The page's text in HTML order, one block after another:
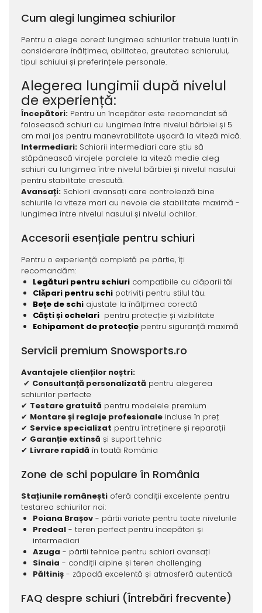
Cum alegi lungimea schiurilor
Pentru a alege corect lungimea schiurilor trebuie luați în
considerare înălțimea, abilitatea, greutatea schiorului,
tipul schiului și preferințele personale.
Alegerea lungimii după nivelul
de experiență:
Începători:Pentru un începător este recomandat să
folosească schiuri cu lungimea între nivelul bărbiei și 5
cm mai jos pentru manevrabilitate ușoară la viteză mică.
Intermediari:Schiorii intermediari care știu să
stăpânească virajele paralele la viteză medie aleg
schiuri cu lungimea între nivelul bărbiei și nivelul nasului
pentru stabilitate crescută.
Avansați:Schiorii avansați care controlează bine
schiurile la viteze mari au nevoie de stabilitate maximă -
lungimea între nivelul nasului și nivelul ochilor.
Accesorii esențiale pentru schiuri
Pentru o experiență completă pe pârtie, îți
recomandăm:
Legături pentru schiuricompatibile cu clãparii tăi
Clǎpari pentru schipotriviți pentru stilul tãu.
Bețe de schiajustate la înălțimea corectă
Căști și ochelari pentru protecție și vizibilitate
Echipament de protecțiepentru siguranță maximă
Servicii premium Snowsports.ro
Avantajele clienților noștri:
✔ Consultanță personalizată pentru alegerea
schiurilor perfecte
✔ Testare gratuită pentru modelele premium
✔ Montare și reglaje profesionaleincluse în preț
✔ Service specializat pentru întreținere și reparații
✔ Garanție extinsă și suport tehnic
✔ Livrare rapidă în toată România
Zone de schi populare în România
Stațiunile româneștioferă condiții excelente pentru
testarea schiurilor noi:
Poiana Brașov- pârtii variate pentru toate nivelurile
Predeal- teren perfect pentru începători și
intermediari
Azuga - pârtii tehnice pentru schiori avansați
Sinaia - condiții alpine și teren challenging
Păltiniș- zăpadă excelentă și atmosferă autentică
FAQ despre schiuri (Întrebări frecvente)